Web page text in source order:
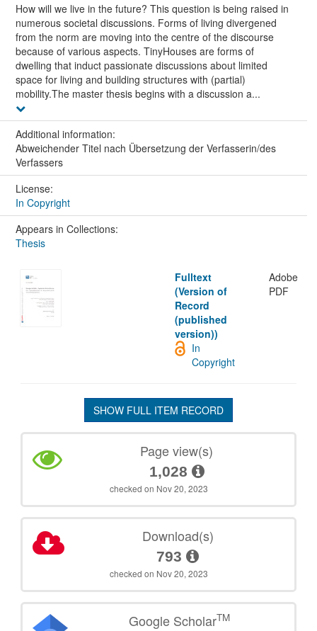
How will we live in the future? This question is being raised in
numerous societal discussions. Forms of living divergened
from the norm are moving into the centre of the discourse
because of various aspects. TinyHouses are forms of
dwelling that induct passionate discussions about limited
space for living and building structures with (partial)
mobility.The master thesis begins with a discussion a...
Additional information:
Abweichender Titel nach Übersetzung der Verfasserin/des
Verfassers
License:
In Copyright
Appears in Collections:
Thesis
Fulltext
(Version of
Record
(published
version))
Adobe
PDF
In
Copyright
SHOW FULL ITEM RECORD
Page view(s)
1,028
checked on Nov 20, 2023
Download(s)
793
checked on Nov 20, 2023
Google ScholarTM